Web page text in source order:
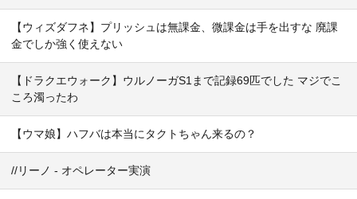
【ウィズダフネ】プリッシュは無課金、微課金は手を出すな 廃課
金でしか強く使えない
【ドラクエウォーク】ウルノーガS1まで記録69匹でした マジでこ
ころ濁ったわ
【ウマ娘】ハフバは本当にタクトちゃん来るの？
//リーノ - オペレーター実演